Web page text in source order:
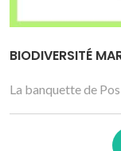
BIODIVERSITÉ
La banquette de